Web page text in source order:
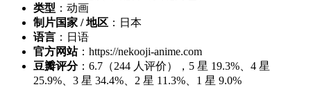
类型 ：动画
制片国家 / 地区 ：日本
语言 ：日语
官方网站：https://nekooji-anime.com
豆瓣评分：6.7（244 人评价），5 星 19.3%、4 星
25.9%、3 星 34.4%、2 星 11.3%、1 星 9.0%